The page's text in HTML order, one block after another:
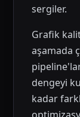
sergiler.
Grafik
aşamada
dengeyi
kadar